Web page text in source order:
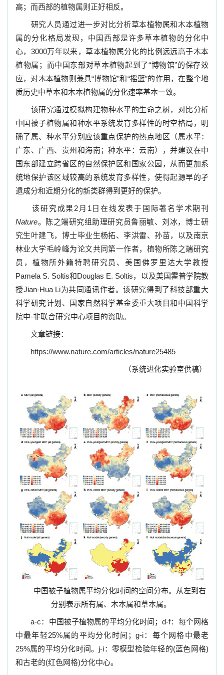
高；而西部的植物属则正好相反。
研究人员通过进一步对比分析草本植物属和木本植物
属的分化格局发现，中国西部是许多草本植物的分化中
心， 3000万年以来，草本植物属分化的比例远远高于木本
植物属；而中国东部对草本植物起到了“博物馆”的保存效
应，对木本植物则兼具“博物馆”和“摇篮”的作用，在整个地
质历史中草本和木本植物属的分化速率基本一致。
该研究通过模拟构建物种水平的生命之树，对比分析
中国被子植物属和种水平系统发育多样性的时空格局，明
确了属、种水平分别应该重点保护的热点地区（属水平：
广东、广西、贵州和海南；种水平：云南），并建议在中
国东部建立跨省区的自然保护区和国家公园，从而更加系
统地保护该区域较高的系统发育多样性，使得起源早的孑
遗成分和近期分化的新类群得到更好的保护。
该研究成果 2 月 1 日在线发表于国际著名学术期刊
Nature。陈之端研究组助理研究员鲁丽敏、刘冰，博士研
究生叶建飞，博士毕业生杨拓、李洪雷、孙苗，以及南京
林业大学毛岭峰为论文共同第一作者，植物所陈之端研究
员，植物所外籍特聘研究员、美国佛罗里达大学教授
Pamela S. Soltis和Douglas E. Soltis，以及美国霍普学院教
授Jian-Hua Li为共同通讯作者。该研究得到了科技部重大
科学研究计划、国家自然科学基金委重大项目和中国科学
院中-非联合研究中心项目的资助。
文章链接：
https://www.nature.com/articles/nature25485
（系统进化实验室供稿）
中国被子植物属平均分化时间的空间分布。从左到右
分别表示所有属、木本属和草本属。
a-c：中国被子植物属的平均分化时间；d-f：每个网格
中最年轻25%属的平均分化时间；g-i：每个网格中最老
25%属的平均分化时间。 j-i：零模型检验年轻的(蓝色网格)
和古老的(红色网格)分化中心。